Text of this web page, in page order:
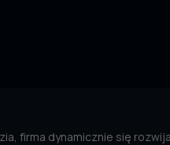
firma dynamicznie się